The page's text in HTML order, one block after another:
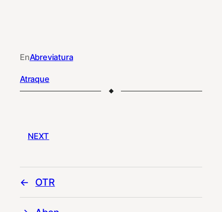
EnAbreviatura
Atraque
NEXT
OTR